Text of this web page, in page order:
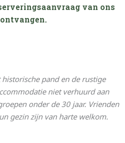
van ons
pand en de rustige
niet verhuurd aan
onder de 30 jaar. Vrienden
gezin zijn van harte welkom.